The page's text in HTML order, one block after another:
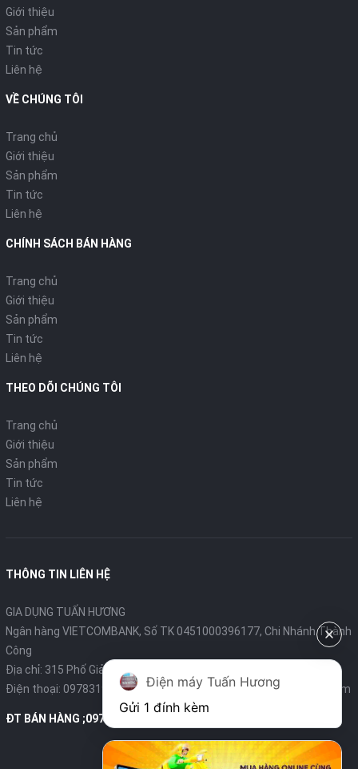
Sản phẩm còn có hệ thống tự động báo nhiệt độ trong
phòng, giúp người dùng có thể biết và tự động điều chỉnh
mức nhiệt sưởi sao cho phù hợp với nhu cầu cũng như mức
độ an toàn cho phép.
Điểm ấn tượng nhất của
FHK 688
với sức khỏe người dùng. Đảm bảo đạt tiêu chí “3 không”:
Không đốt cháy không khí - Không phát sáng - Không làm khô
da.
Giới thiệu
Sản phẩm
Tin tức
Liên hệ
VỀ CHÚNG TÔI
Trang chủ
Giới thiệu
Sản phẩm
Tin tức
Liên hệ
CHÍNH SÁCH BÁN HÀNG
Trang chủ
Giới thiệu
Sản phẩm
Tin tức
Liên hệ
THEO DÕI CHÚNG TÔI
Trang chủ
Giới thiệu
Sản phẩm
Tin tức
Liên hệ
THÔNG TIN LIÊN HỆ
GIA DỤNG TUẤN HƯƠNG
Ngân hàng VIETCOMBANK, Số TK 0451000396177, Chi Nhánh Thành
Công
Địa chỉ: 315 Phố Giảng Võ - Ba Đình - Hà Nội
Điện thoại: 0978319375- Email:diengiadungtuanhuong@gmail.com
ĐT BÁN HÀNG ;0978319375
Điện máy Tuấn Hương
Gửi 1 đính kèm